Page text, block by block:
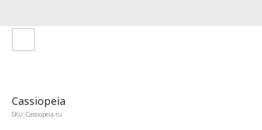
Cassiopeia
SKU: Cassiopeia-ru